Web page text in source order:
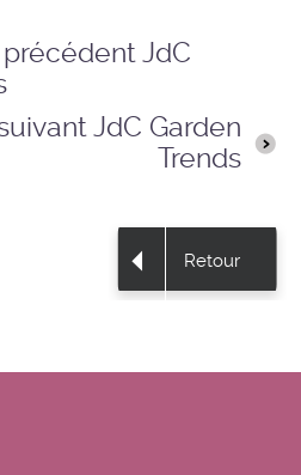
JdC
JdC Garden
Trends
Retour